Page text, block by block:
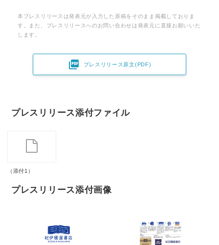
本プレスリリースは発表元が入力した原稿をそのまま掲載しておりま
す。また、プレスリリースへのお問い合わせは発表元に直接お願いいた
します。
 プレスリリース原文(PDF)
プレスリリース添付ファイル
（添付1）
プレスリリース添付画像